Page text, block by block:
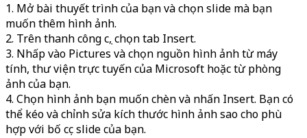
1. Mở bài thuyết trình của bạn và chọn slide mà bạn
muốn thêm hình ảnh.
2. Trên thanh công cụ, chọn tab Insert.
3. Nhấp vào Pictures và chọn nguồn hình ảnh từ máy
tính, thư viện trực tuyến của Microsoft hoặc từ phòng
ảnh của bạn.
4. Chọn hình ảnh bạn muốn chèn và nhấn Insert. Bạn có
thể kéo và chỉnh sửa kích thước hình ảnh sao cho phù
hợp với bố cục slide của bạn.